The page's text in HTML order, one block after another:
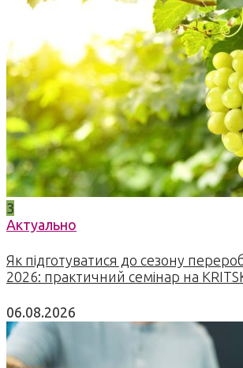
3
Актуально
Як підготуватися до сезону
2026: практичний семінар на
06.08.2026